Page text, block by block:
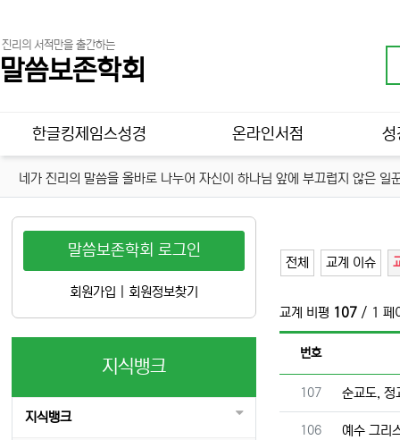
진리의 서적만을 출간하는
말씀보존학회
메인 메뉴
한글킹제임스성경 온라인서점 성
네가 진리의 말씀을 올바로 나누어 자신이 하나님 앞에 부끄럽지 않은
전체 교계 이슈
교계 비평 107 / 1 페
번호
번호
107 순교도, 정
번호
106 예수 그리
말씀보존학회 로그인
회원가입 회원정보찾기
지식뱅크
지식뱅크